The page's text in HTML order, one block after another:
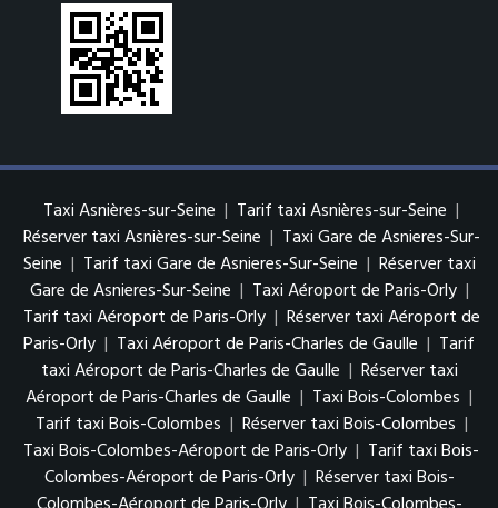
Taxi Asnières-sur-Seine | Tarif taxi Asnières-sur-Seine |
Réserver taxi Asnières-sur-Seine | Taxi Gare de Asnieres-Sur-
Seine | Tarif taxi Gare de Asnieres-Sur-Seine | Réserver taxi
Gare de Asnieres-Sur-Seine | Taxi Aéroport de Paris-Orly |
Tarif taxi Aéroport de Paris-Orly | Réserver taxi Aéroport de
Paris-Orly | Taxi Aéroport de Paris-Charles de Gaulle | Tarif
taxi Aéroport de Paris-Charles de Gaulle | Réserver taxi
Aéroport de Paris-Charles de Gaulle | Taxi Bois-Colombes |
Tarif taxi Bois-Colombes | Réserver taxi Bois-Colombes |
Taxi Bois-Colombes-Aéroport de Paris-Orly | Tarif taxi Bois-
Colombes-Aéroport de Paris-Orly | Réserver taxi Bois-